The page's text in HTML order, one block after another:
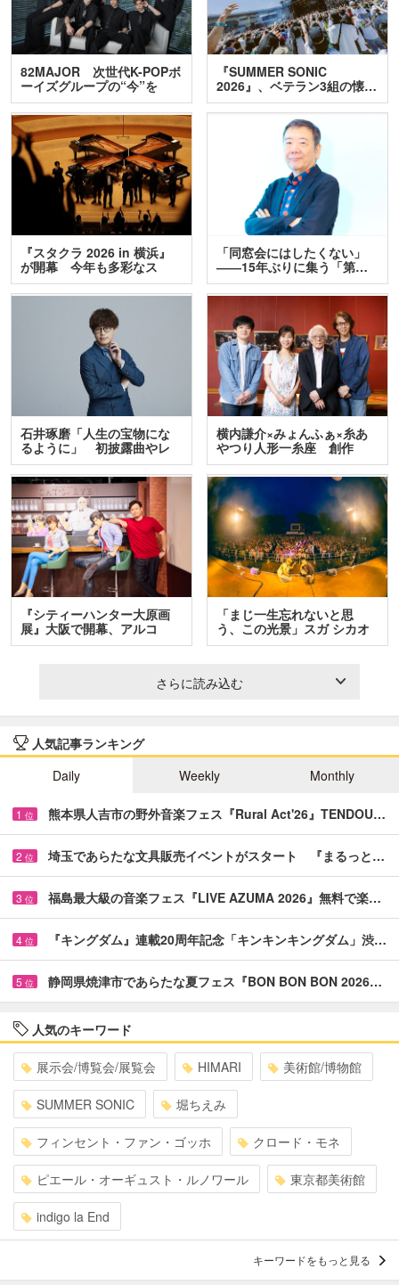
82MAJOR 次世代K-POPボ
ーイズグループの“今”を
訊…
『SUMMER SONIC
2026』、ベテラン3組の懐…
『スタクラ 2026 in 横浜』
が開幕 今年も多彩なス
テ…
「同窓会にはしたくない」
――15年ぶりに集う「第…
石井琢磨「人生の宝物にな
るように」 初披露曲やレ
ア…
横内謙介×みょんふぁ×糸あ
やつり人形一糸座 創作
人…
『シティーハンター大原画
展』大阪で開幕、アルコ
＆…
「まじ一生忘れないと思
う、この光景」スガ シカオ
と…
さらに読み込む
人気記事ランキング
Daily
Weekly Monthly
1 位 熊本県人吉市の野外音楽フェス『Rural Act'26』TENDOU…
2 位 埼玉であらたな文具販売イベントがスタート 『まるっと…
3 位 福島最大級の音楽フェス『LIVE AZUMA 2026』無料で楽…
4 位 『キングダム』連載20周年記念「キンキンキングダム」渋…
5 位 静岡県焼津市であらたな夏フェス『BON BON BON 2026…
人気のキーワード
展示会/博覧会/展覧会 HIMARI 美術館/博物館
SUMMER SONIC 堀ちえみ
フィンセント・ファン・ゴッホ クロード・モネ
ピエール・オーギュスト・ルノワール 東京都美術館
indigo la End
キーワードをもっと見る